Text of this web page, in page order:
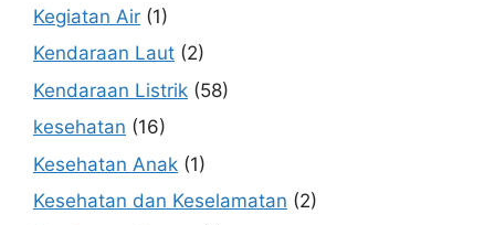
Kegiatan Air (1)
Kendaraan Laut (2)
Kendaraan Listrik (58)
kesehatan (16)
Kesehatan Anak (1)
Kesehatan dan Keselamatan (2)